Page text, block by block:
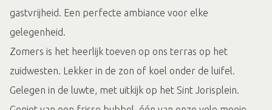
gastvrijheid. Een perfecte ambiance voor elke
gelegenheid.
Zomers is het heerlijk toeven op ons terras op het
zuidwesten. Lekker in de zon of koel onder de luifel.
Gelegen in de luwte, met uitkijk op het Sint Jorisplein.